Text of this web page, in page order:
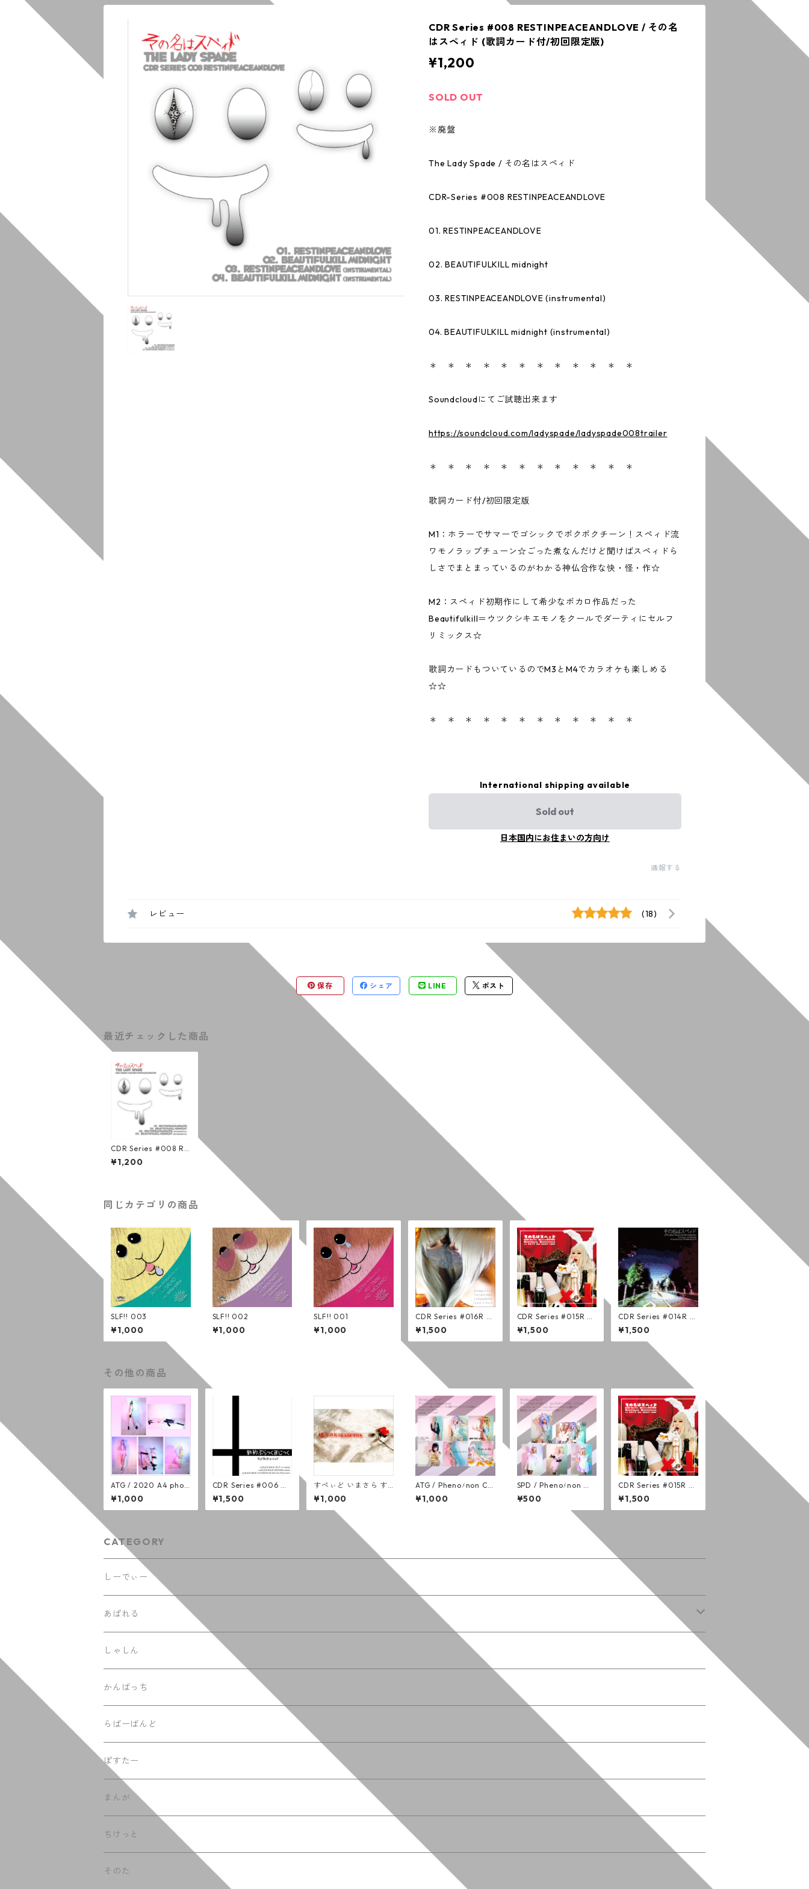
CDR Series #008 RESTINPEACEANDLOVE / その名
はスペィド (歌詞カード付/初回限定版)
¥1,200
SOLD OUT
※廃盤
The Lady Spade / その名はスペィド
CDR-Series #008 RESTINPEACEANDLOVE
01. RESTINPEACEANDLOVE
02. BEAUTIFULKILL midnight
03. RESTINPEACEANDLOVE (instrumental)
04. BEAUTIFULKILL midnight (instrumental)
＊ ＊ ＊ ＊ ＊ ＊ ＊ ＊ ＊ ＊ ＊ ＊
Soundcloudにてご試聴出来ます
https://soundcloud.com/ladyspade/ladyspade008trailer
＊ ＊ ＊ ＊ ＊ ＊ ＊ ＊ ＊ ＊ ＊ ＊
歌詞カード付/初回限定版
M1：ホラーでサマーでゴシックでポクポクチーン！スペィド流
ワモノラップチューン☆ごった煮なんだけど聞けばスペィドら
しさでまとまっているのがわかる神仏合作な快・怪・作☆
M2：スペィド初期作にして希少なボカロ作品だった
Beautifulkill＝ウツクシキエモノをクールでダーティにセルフ
リミックス☆
歌詞カードもついているのでM3とM4でカラオケも楽しめる
☆☆
＊ ＊ ＊ ＊ ＊ ＊ ＊ ＊ ＊ ＊ ＊ ＊
International shipping available
Sold out
日本国内にお住まいの方向け
通報する
レビュー (18)
保存 シェア LINE ポスト
最近チェックした商品
CDR Series #008 RE
STINPEACEANDLOVE
/ その名はスペィド
¥1,200
同じカテゴリの商品
SLF!! 003
¥1,000
SLF!! 002
¥1,000
SLF!! 001
¥1,000
CDR Series #016R m
ask 2 mask (通常版)
¥1,500
CDR Series #015R Bu
bblepop Bubblicious
(通常版)
¥1,500
CDR Series #014R H
ellawaits (通常版)
¥1,500
その他の商品
ATG / 2020 A4 phot
o (全５種)
¥1,000
CDR Series #006 新
約ぶらっくまじっく /
その名はスペィド
¥1,500
すぺぃど いまさら す
とらっぷ
¥1,000
ATG / Phenoﾒnon CD
サイズフォトセット
(６枚組)
¥1,000
SPD / Phenoﾒnon ブ
ロマイドセット (５枚
組)
¥500
CDR Series #015R Bu
bblepop Bubblicious
(通常版)
¥1,500
CATEGORY
しーでぃー
あぱれる
てぃーしゃつ
ふーでぃー
しゃしん
かんばっち
らばーばんど
ぽすたー
まんが
ちけっと
そのた